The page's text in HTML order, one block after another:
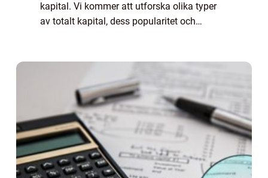
kapital. Vi kommer att utforska olika typer
av totalt kapital, dess popularitet och